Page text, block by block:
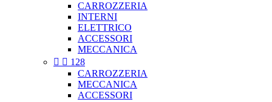
CARROZZERIA
INTERNI
ELETTRICO
ACCESSORI
MECCANICA
  128
CARROZZERIA
MECCANICA
ACCESSORI